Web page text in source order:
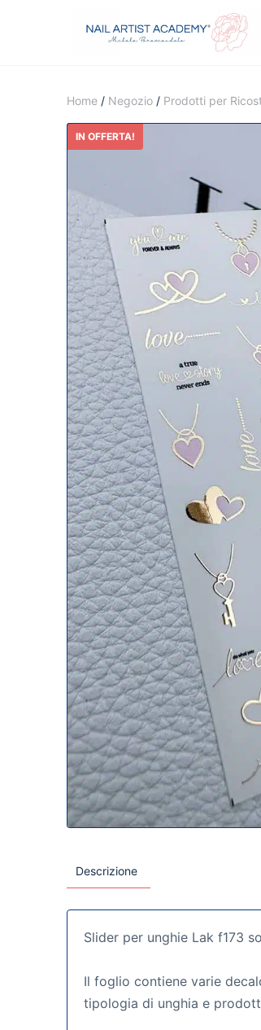
Home / Negozio / Prodotti per
IN OFFERTA!
Descrizione
Slider per unghie Lak f173
Il foglio contiene varie
tipologia di unghia e